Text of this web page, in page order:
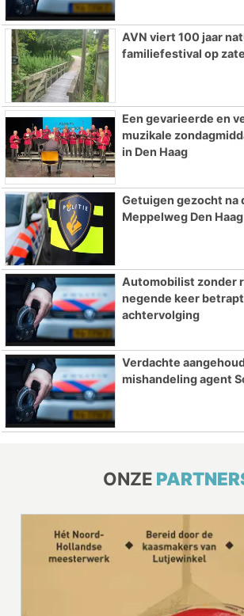
AVN viert 100 jaar
familiefestival op
Een gevarieerde en
muzikale
in Den Haag
Getuigen gezocht na
Meppelweg Den Haag
Automobilist zonder
negende keer
achtervolging
Verdachte
mishandeling agent
ONZE